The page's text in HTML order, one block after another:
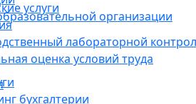
организации
услуги
лабораторной
оценка условий труда
бухгалтерии